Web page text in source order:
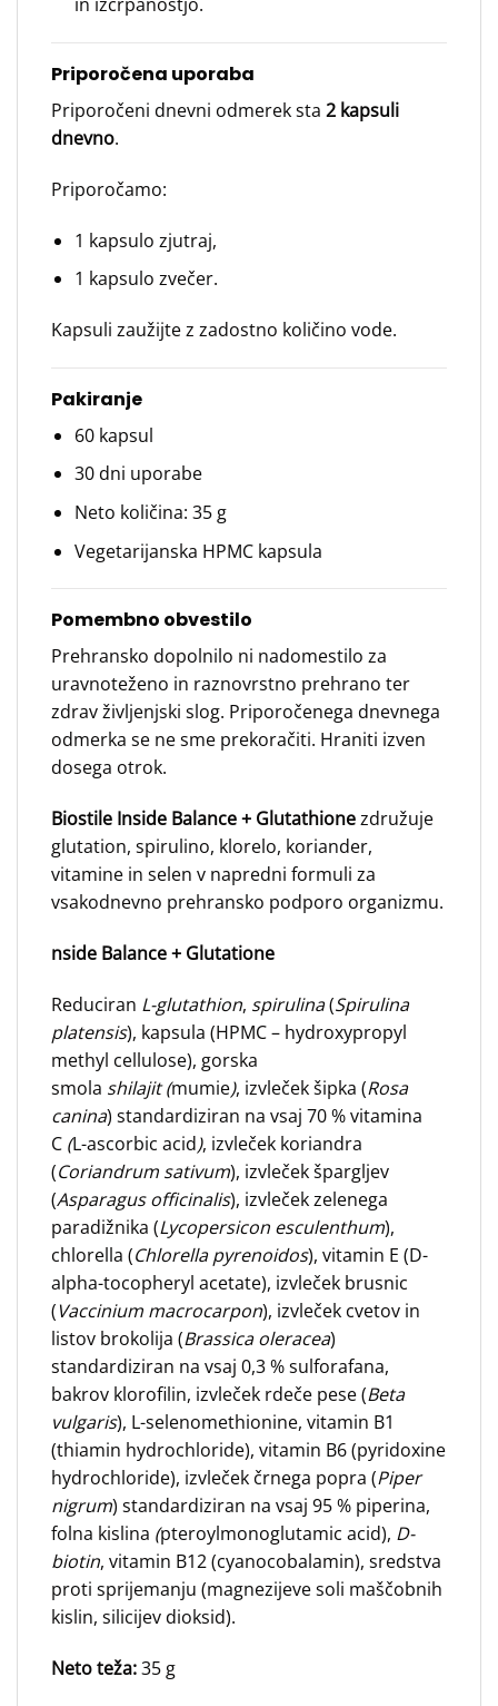
Priporočena uporaba
Priporočeni dnevni odmerek sta 2 kapsuli
dnevno.
Priporočamo:
1 kapsulo zjutraj,
1 kapsulo zvečer.
Kapsuli zaužijte z zadostno količino vode.
Pakiranje
60 kapsul
30 dni uporabe
Neto količina: 35 g
Vegetarijanska HPMC kapsula
Pomembno obvestilo
Prehransko dopolnilo ni nadomestilo za
uravnoteženo in raznovrstno prehrano ter
zdrav življenjski slog. Priporočenega dnevnega
odmerka se ne sme prekoračiti. Hraniti izven
dosega otrok.
Biostile Inside Balance + Glutathionezdružuje
glutation, spirulino, klorelo, koriander,
vitamine in selen v napredni formuli za
vsakodnevno prehransko podporo organizmu.
nside Balance + Glutatione
Reduciran L-glutathion, spirulina(Spirulina
platensis), kapsula (HPMC – hydroxypropyl
methyl cellulose), gorska
smola shilajit (mumie), izvleček šipka (Rosa
canina) standardiziran na vsaj 70 % vitamina
C (L-ascorbic acid), izvleček koriandra
(Coriandrum sativum), izvleček špargljev
(Asparagus officinalis), izvleček zelenega
paradižnika (Lycopersicon esculenthum),
chlorella (Chlorella pyrenoidos), vitamin E (D-
alpha-tocopheryl acetate), izvleček brusnic
(Vaccinium macrocarpon), izvleček cvetov in
listov brokolija (Brassica oleracea)
standardiziran na vsaj 0,3 % sulforafana,
bakrov klorofilin, izvleček rdeče pese (Beta
vulgaris), L-selenomethionine, vitamin B1
(thiamin hydrochloride), vitamin B6 (pyridoxine
hydrochloride), izvleček črnega popra (Piper
nigrum) standardiziran na vsaj 95 % piperina,
folna kislina (pteroylmonoglutamic acid), D-
biotin, vitamin B12 (cyanocobalamin), sredstva
proti sprijemanju (magnezijeve soli maščobnih
kislin, silicijev dioksid).
Neto teža:35 g